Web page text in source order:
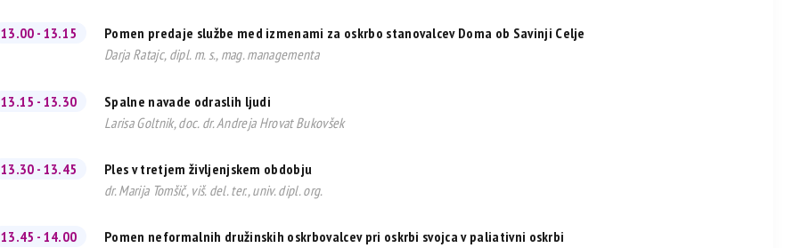
13.00 - 13.15
Pomen predaje službe med izmenami za oskrbo stanovalcev Doma ob Savinji Celje
Darja Ratajc, dipl. m. s., mag. managementa
13.15 - 13.30
Spalne navade odraslih ljudi
Larisa Goltnik, doc. dr. Andreja Hrovat Bukovšek
13.30 - 13.45
Ples v tretjem življenjskem obdobju
dr. Marija Tomšič, viš. del. ter., univ. dipl. org.
13.45 - 14.00
Pomen neformalnih družinskih oskrbovalcev pri oskrbi svojca v paliativni oskrbi